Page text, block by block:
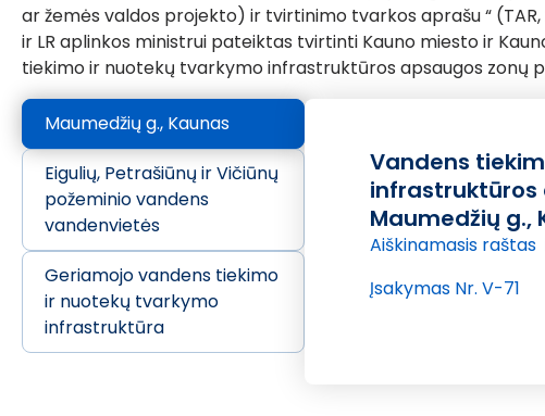
ar žemės valdos projekto) ir tvirtinimo tvarkos aprašu “
ir LR aplinkos ministrui pateiktas tvirtinti Kauno miesto ir
tiekimo ir nuotekų tvarkymo infrastruktūros apsaugos zonų
Maumedžių g., Kaunas
Eigulių, Petrašiūnų ir Vičiūnų
požeminio vandens
vandenvietės
Geriamojo vandens tiekimo
ir nuotekų tvarkymo
infrastruktūra
Vandens
infrastruktūros
Maumedžių g.,
Aiškinamasis
Įsakymas Nr. V-71